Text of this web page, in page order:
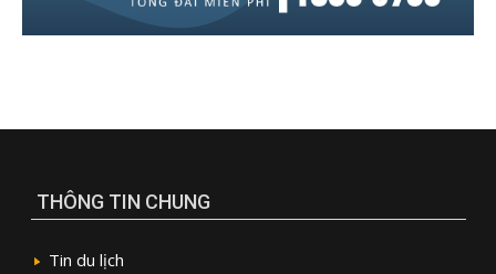
THÔNG TIN CHUNG
Tin du lịch